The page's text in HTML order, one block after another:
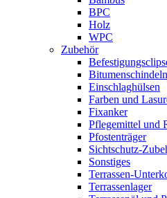
BPC
Holz
WPC
Zubehör
Bitumenschindeln
Einschlaghülsen
Farben und
Fixanker
Pflegemittel und
Pfostenträger
Sichtschutz-
Sonstiges
Terrassen-
Terrassenlager